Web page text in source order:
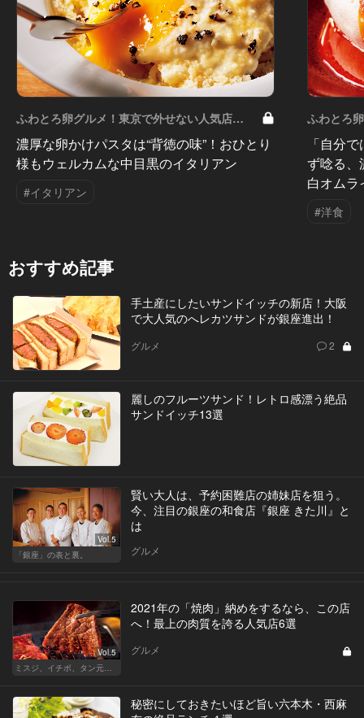
ふわとろ卵グルメ！東京で外せない人気店
Vol.9
濃厚な卵かけパスタは“背徳の味”！おひとり
様もウェルカムな中目黒のイタリアン
#イタリアン
ふわとろ
Vol.8
「自分
ず唸る、
白オム
#洋食
おすすめ記事
手土産にしたいサンドイッチの新店！大阪
で大人気のへレカツサンドが銀座進出！
グルメ 2
麗しのフルーツサンド！レトロ感漂う絶品
サンドイッチ13選
Vol.5
「銀座」の表と裏。
賢い大人は、予約困難店の姉妹店を狙う。
今、注目の銀座の和食店『銀座 きた川』と
は
グルメ
Vol.5
ミスジ、イチボ、タン元…焼肉は好きな部位で店を選ぶべし！
2021年の「焼肉」納めをするなら、この店
へ！最上の肉質を誇る人気店6選
グルメ
秘密にしておきたいほど旨い六本木・西麻